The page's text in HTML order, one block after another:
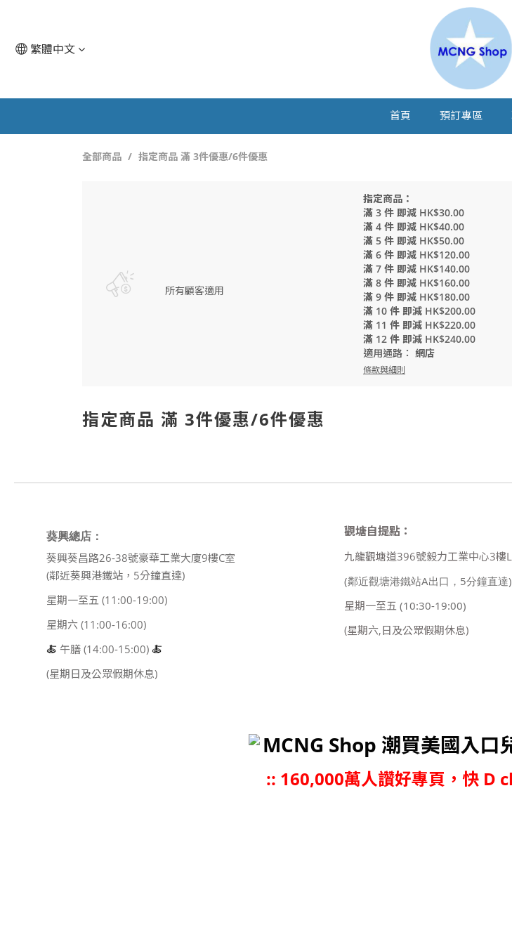
繁體中文
首頁 預訂專區
全部商品 指定商品 滿 3件優惠/6件優惠
所有顧客適用
指定商品：
滿 3 件 即減 HK$30.00
滿 4 件 即減 HK$40.00
滿 5 件 即減 HK$50.00
滿 6 件 即減 HK$120.00
滿 7 件 即減 HK$140.00
滿 8 件 即減 HK$160.00
滿 9 件 即減 HK$180.00
滿 10 件 即減 HK$200.00
滿 11 件 即減 HK$220.00
滿 12 件 即減 HK$240.00
適用通路： 網店
條款與細則
指定商品 滿 3件優惠/6件優惠
葵興總店：
葵興葵昌路26-38號豪華工業大廈9樓C室
(鄰近葵興港鐵站，5分鐘直達)
星期一至五 (11:00-19:00)
星期六 (11:00-16:00)
🍝 午膳 (14:00-15:00) 🍝
(星期日及公眾假期休息)
觀塘自提點：
九龍觀塘道396號毅力工業中心3樓
(鄰近觀塘港鐵站A出口，5分鐘直達)
星期一至五 (10:30-19:00)
(星期六,日及公眾假期休息)
MCNG Shop 潮買美國入口
:: 160,000萬人讚好專頁，快 D